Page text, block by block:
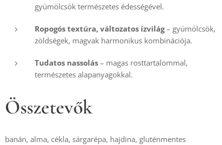
gyümölcsök természetes édességével.
Ropogós textúra, változatos ízvilág – gyümölcsök,
zöldségek, magvak harmonikus kombinációja.
Tudatos nassolás – magas rosttartalommal,
természetes alapanyagokkal.
Összetevők
banán, alma, cékla, sárgarépa, hajdina, gluténmentes